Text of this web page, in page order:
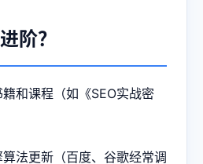
阶？
和课程（如《SEO实战密
法更新（百度、谷歌经常调